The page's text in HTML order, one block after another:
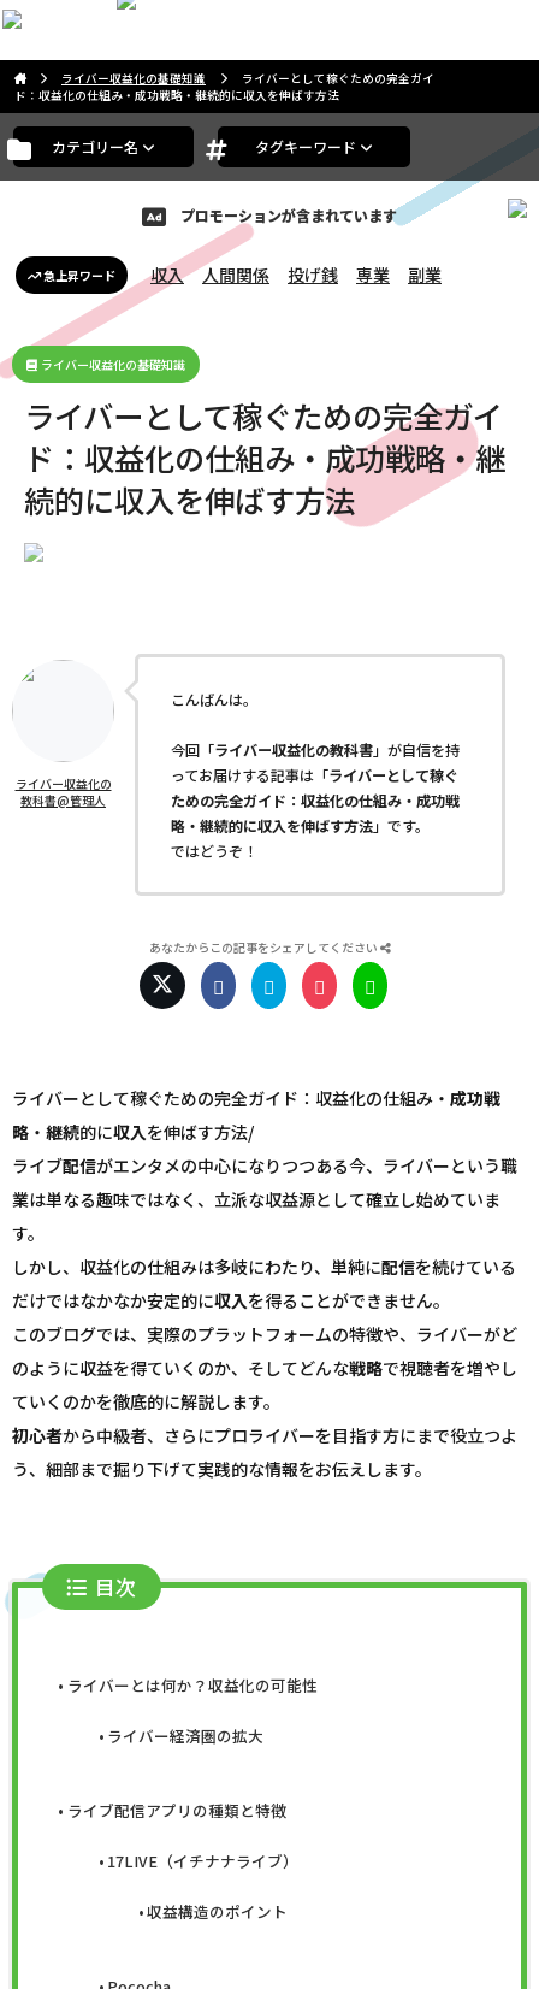
ライバー収益化の基礎知識
ライバーとして稼ぐための完全ガイ
ド：収益化の仕組み・成功戦略・継続的に収入を伸ばす方法
カテゴリー名 タグキーワード
プロモーションが含まれています
急上昇ワード 収入 人間関係 投げ銭 専業 副業
ライバー収益化の基礎知識
ライバーとして稼ぐための完全ガイ
ド：収益化の仕組み・成功戦略・継
続的に収入を伸ばす方法
ライバー収益化の
教科書@管理人
こんばんは。
今回「ライバー収益化の教科書」が自信を持
ってお届けする記事は「ライバーとして稼ぐ
ための完全ガイド：収益化の仕組み・成功戦
略・継続的に収入を伸ばす方法」です。
ではどうぞ！
あなたからこの記事をシェアしてください
ライバーとして稼ぐための完全ガイド：収益化の仕組み・ 成功戦
略 ・ 継続的に収入を伸ばす方法/
ライブ配信がエンタメの中心になりつつある今、ライバーという職
業は単なる趣味ではなく、立派な収益源として確立し始めていま
す。
しかし、収益化の仕組みは多岐にわたり、単純に配信を続けている
だけではなかなか安定的に収入を得ることができません。
このブログでは、実際のプラットフォームの特徴や、ライバーがど
のように収益を得ていくのか、そしてどんな戦略で視聴者を増やし
ていくのかを徹底的に解説します。
初心者から中級者、さらにプロライバーを目指す方にまで役立つよ
う、細部まで掘り下げて実践的な情報をお伝えします。
目次
ライバーとは何か？収益化の可能性
ライバー経済圏の拡大
ライブ配信アプリの種類と特徴
17LIVE（イチナナライブ）
収益構造のポイント